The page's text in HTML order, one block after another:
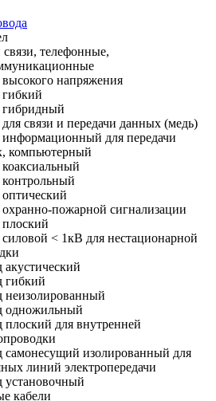
телефонные,
высокого напряжения
гибридный
связи и передачи данных (медь)
информационный для передачи
компьютерный
контрольный
охранно-пожарной сигнализации
< 1кВ для нестационарной
гибкий
неизолированный
одножильный
плоский для внутренней
самонесущий изолированный для
линий электропередачи
установочный
кабели